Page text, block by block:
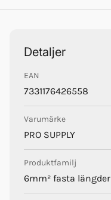
Pro Supply
Detaljer
EAN
7331176426558
Varumärke
PRO SUPPLY
Produktfamilj
6mm² fasta längder